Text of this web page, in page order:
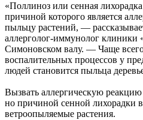
«Поллиноз или сенная
причиной которого является
пыльцу растений, —
аллерголог-иммунолог клиники
Симоновском валу. — Чаще
воспалительных процессов у
людей становится пыльца
Вызвать аллергическую
но причиной сенной лихорадки
ветроопыляемые растения.